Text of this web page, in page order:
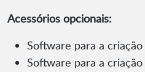
Acessórios opcionais:
Software para a
Software para a